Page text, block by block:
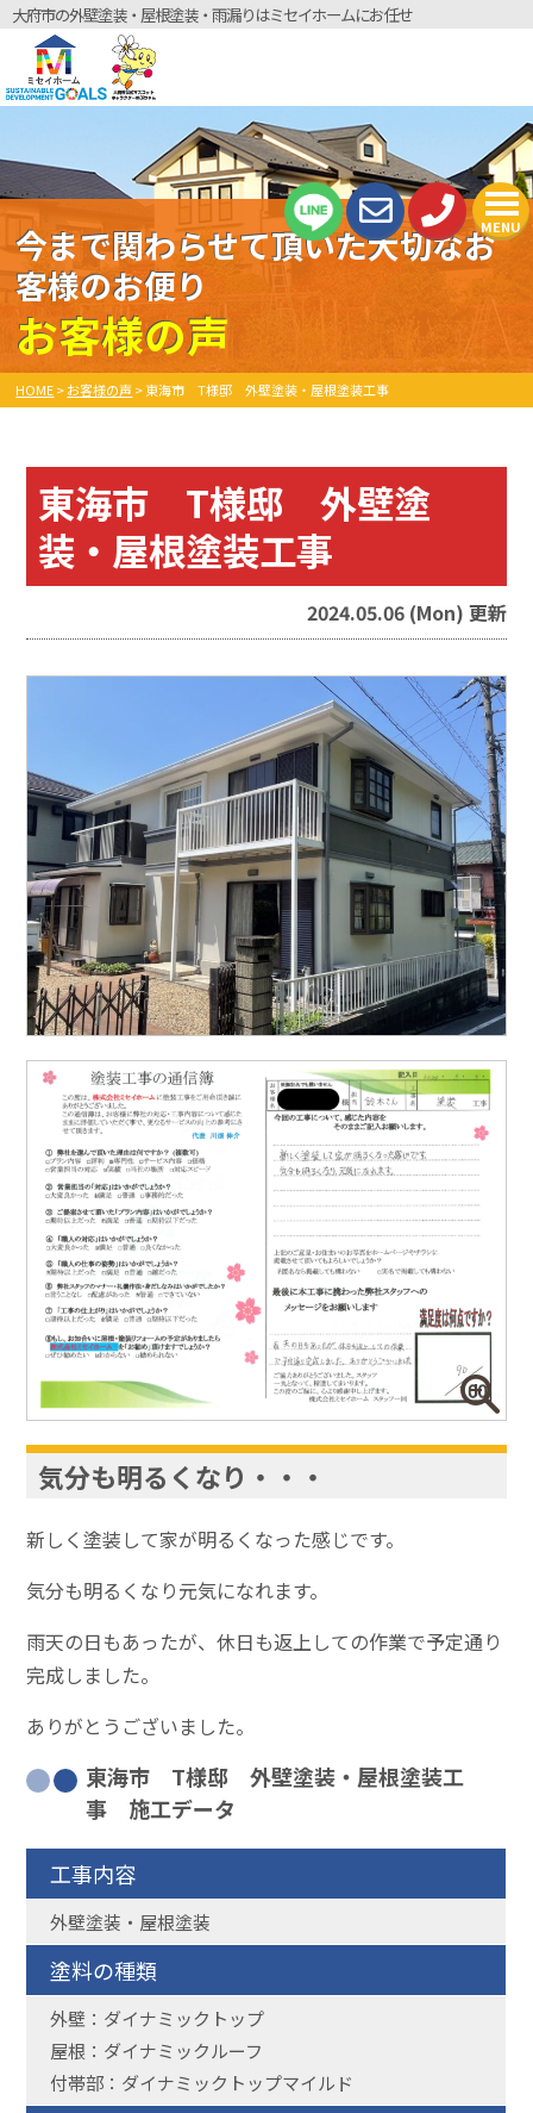
大府市の外壁塗装・屋根塗装・雨漏りはミセイホームにお任せ
MENU
今まで関わらせて頂いた大切なお
客様のお便り
お客様の声
HOME>お客様の声 >東海市 T様邸 外壁塗装・屋根塗装工事
東海市 T様邸 外壁塗
装・屋根塗装工事
2024.05.06 (Mon) 更新
気分も明るくなり・・・
新しく塗装して家が明るくなった感じです。
気分も明るくなり元気になれます。
雨天の日もあったが、休日も返上しての作業で予定通り
完成しました。
ありがとうございました。
東海市 T様邸 外壁塗装・屋根塗装工
事 施工データ
工事内容
外壁塗装・屋根塗装
塗料の種類
外壁：ダイナミックトップ
屋根：ダイナミックルーフ
付帯部：ダイナミックトップマイルド